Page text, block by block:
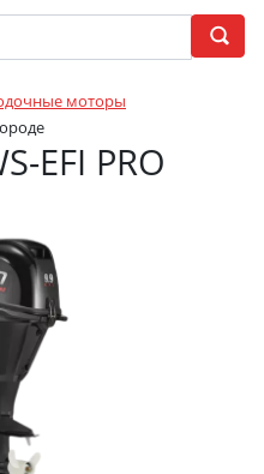
моторы
EFI PRO